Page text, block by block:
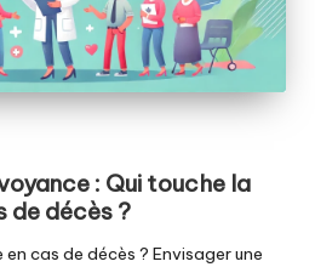
: Qui touche la
de décès ?
cas de décès ? Envisager une